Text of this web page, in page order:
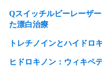
Qスイッチルビーレーザ
た漂白治療
トレチノインとハイドロ
ヒドロキノン：ウィキペ